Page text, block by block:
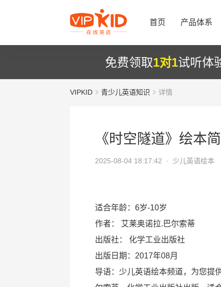
首页 产品体系
免费领取1对1试听体
VIPKID 青少儿英语知识 详情
《时空隧道》绘本
2025-08-04 18:17:42 · 少儿英语绘本
适合年龄：6岁-10岁
作者：
艾莱奥诺拉.巴尔索蒂
出版社：
化学工业出版社
出版日期：2017年08月
导语：少儿英语绘本频道，为您提